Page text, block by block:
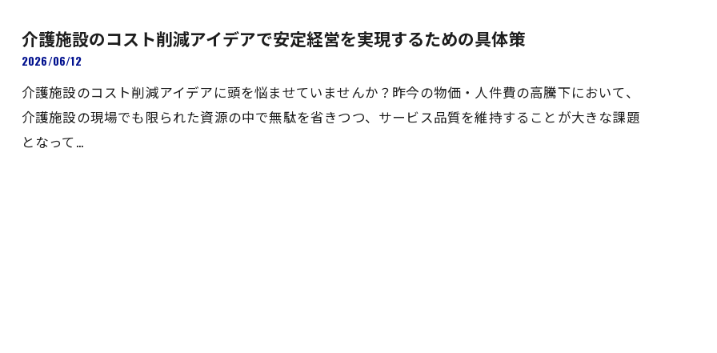
介護施設のコスト削減アイデアで安定経営を実現するための具体策
2026/06/12
介護施設のコスト削減アイデアに頭を悩ませていませんか？昨今の物価・人件費の高騰下において、
介護施設の現場でも限られた資源の中で無駄を省きつつ、サービス品質を維持することが大きな課題
となって…